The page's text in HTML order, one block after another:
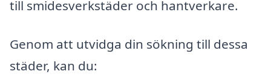
till smidesverkstäder och hantverkare.
Genom att utvidga din sökning till dessa
städer, kan du: